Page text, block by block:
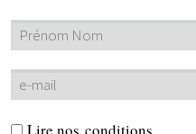
Lire nos conditions